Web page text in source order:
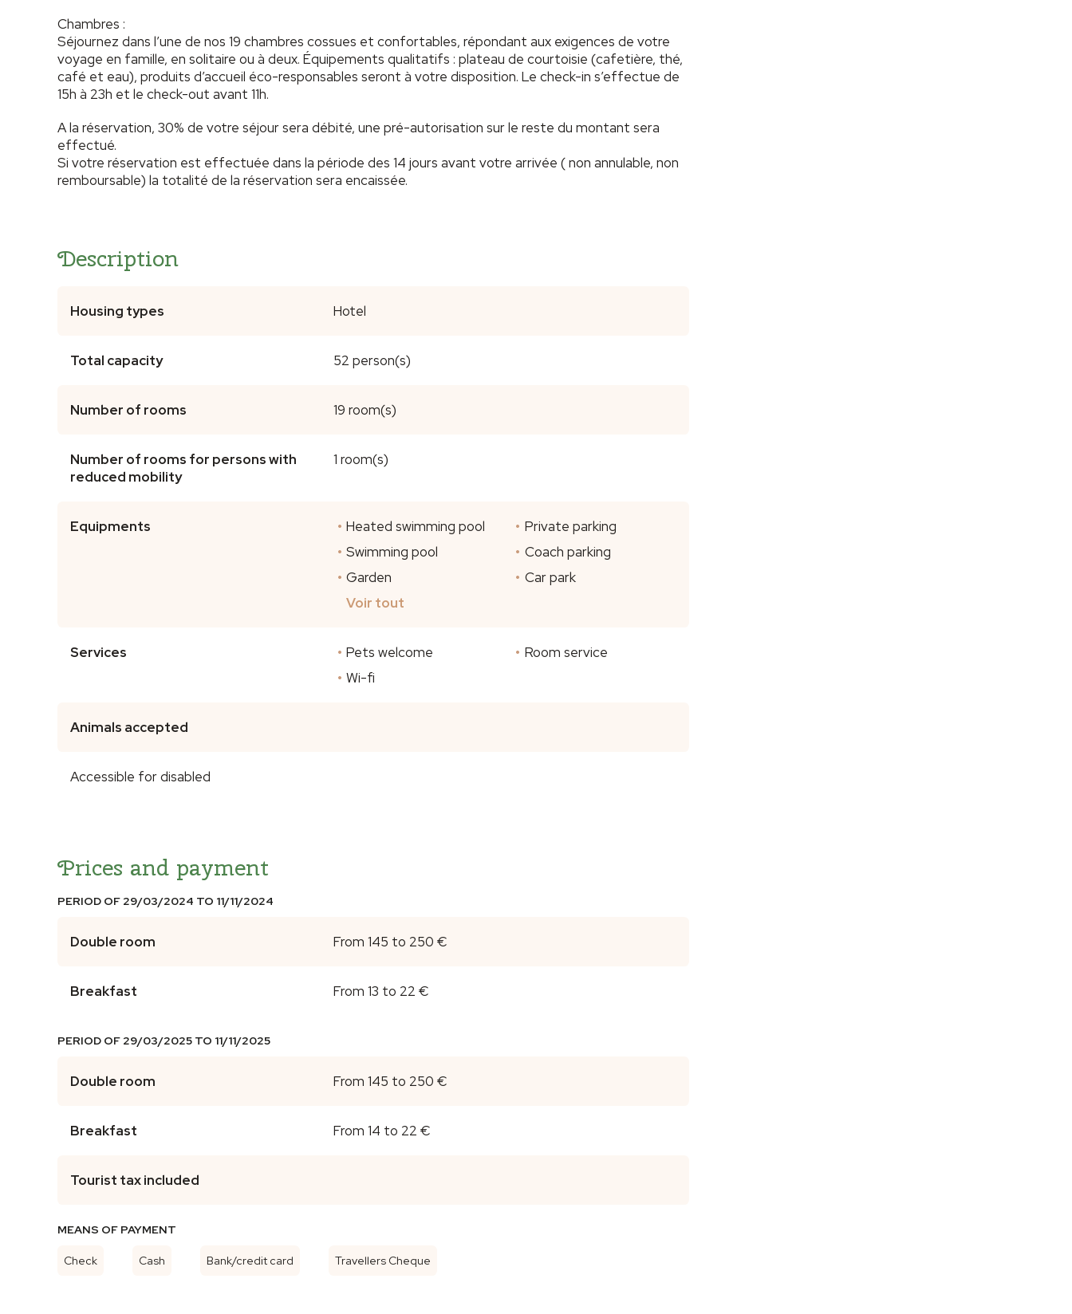
Chambres :
Séjournez dans l’une de nos 19 chambres cossues et confortables, répondant aux exigences de votre
voyage en famille, en solitaire ou à deux. Équipements qualitatifs : plateau de courtoisie (cafetière, thé,
café et eau), produits d’accueil éco-responsables seront à votre disposition. Le check-in s’effectue de
15h à 23h et le check-out avant 11h.
A la réservation, 30% de votre séjour sera débité, une pré-autorisation sur le reste du montant sera
effectué.
Si votre réservation est effectuée dans la période des 14 jours avant votre arrivée ( non annulable, non
remboursable) la totalité de la réservation sera encaissée.
Description
Housing types Hotel
Total capacity 52 person(s)
Number of rooms 19 room(s)
Number of rooms for persons with
reduced mobility
1 room(s)
Equipments
Heated swimming pool
Swimming pool
Garden
Private parking
Coach parking
Car park
Voir tout
Services
Pets welcome
Wi-fi
Room service
Animals accepted
Accessible for disabled
Prices and payment
PERIOD OF 29/03/2024 TO 11/11/2024
Double room From 145 to 250 €
Breakfast From 13 to 22 €
PERIOD OF 29/03/2025 TO 11/11/2025
Double room From 145 to 250 €
Breakfast From 14 to 22 €
Tourist tax included
MEANS OF PAYMENT
Check Cash Bank/credit card Travellers Cheque